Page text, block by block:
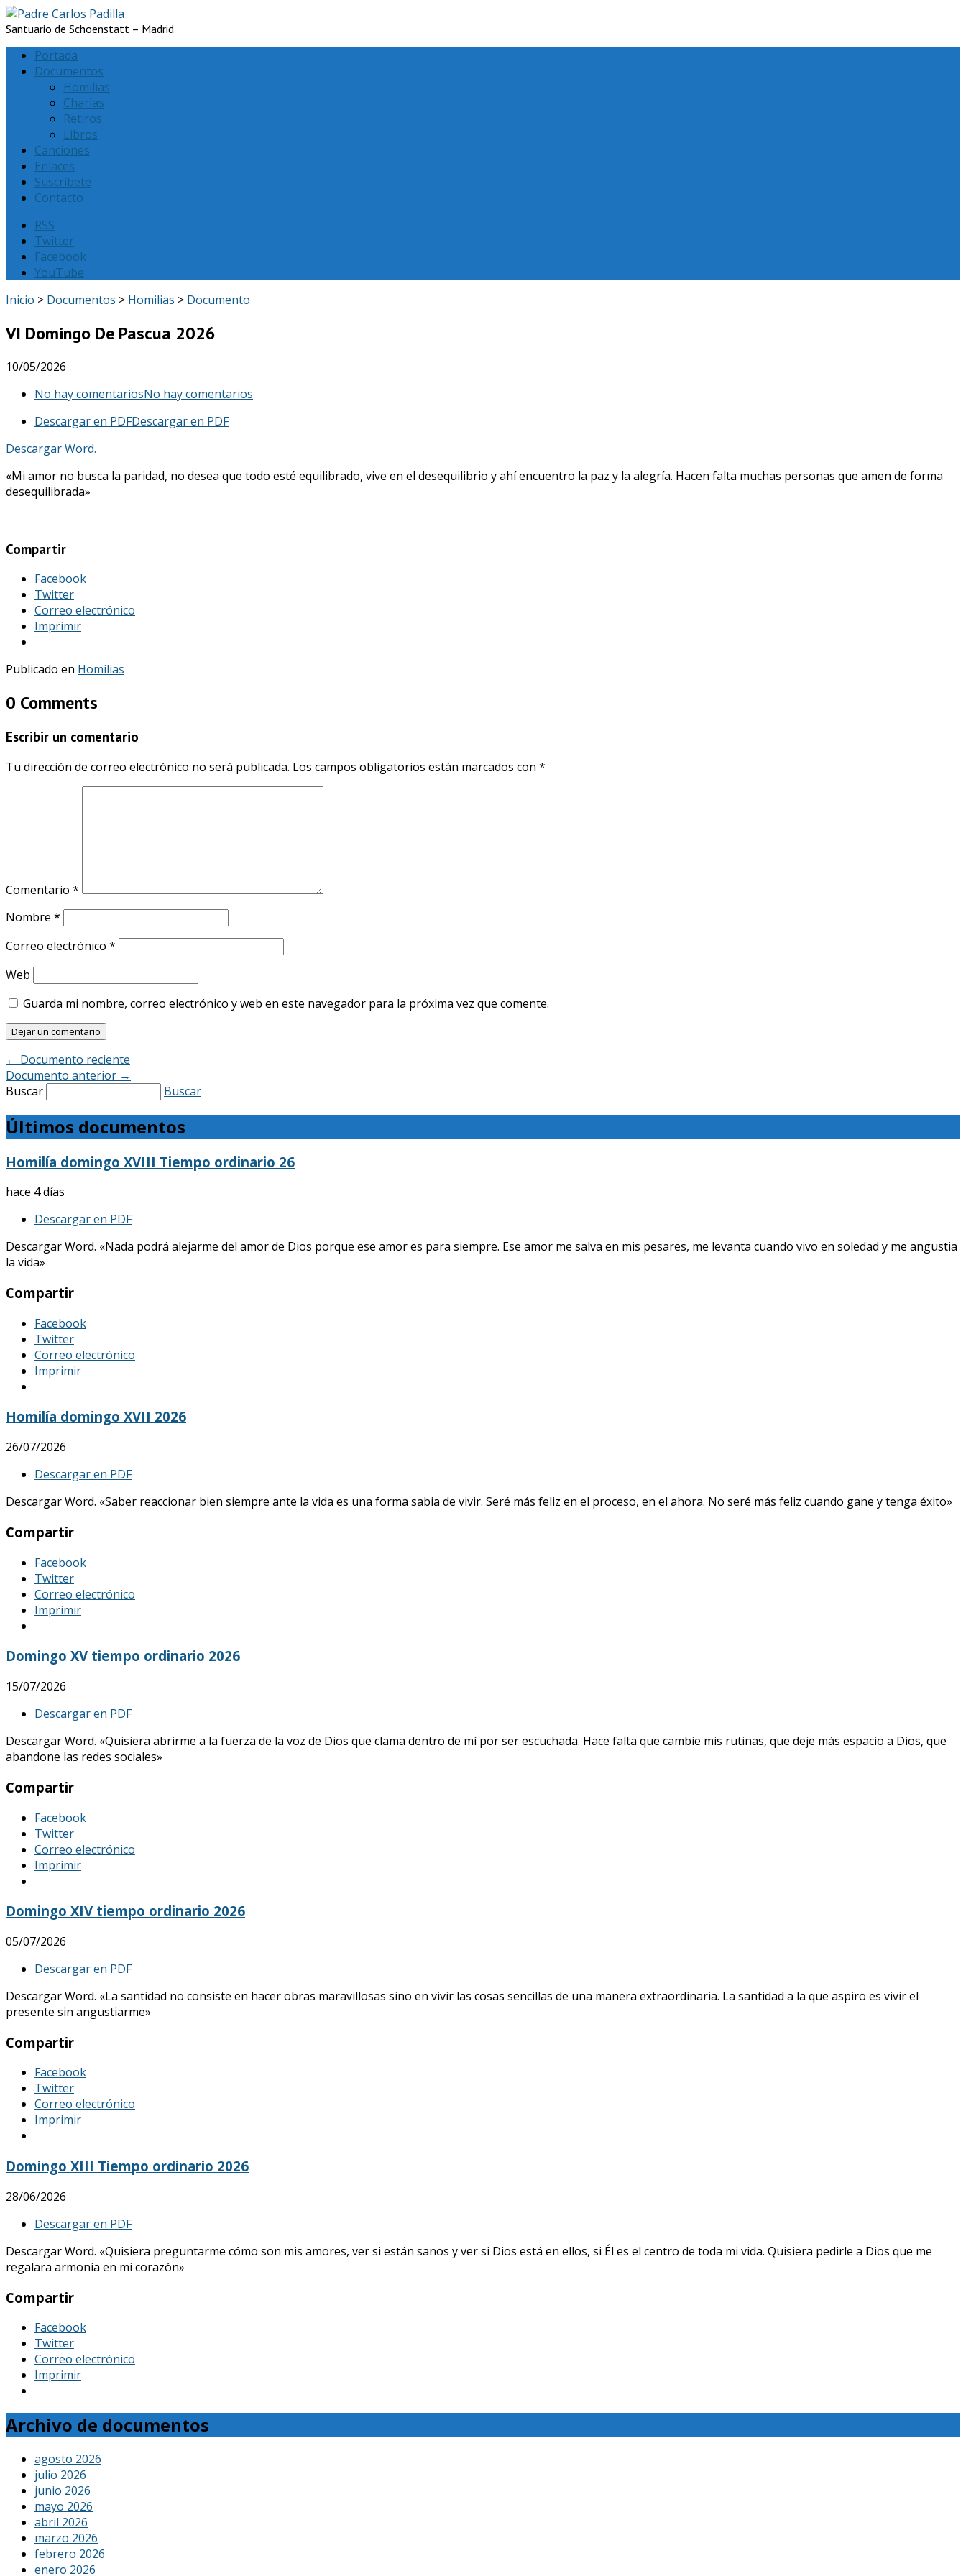
Santuario de Schoenstatt – Madrid
Portada
Documentos
Homilias
Charlas
Retiros
Libros
Canciones
Enlaces
Suscríbete
Contacto
RSS
Twitter
Facebook
YouTube
Inicio > Documentos > Homilias > Documento
VI Domingo De Pascua 2026
10/05/2026
No hay comentariosNo hay comentarios
Descargar en PDFDescargar en PDF
Descargar Word.
«Mi amor no busca la paridad, no desea que todo esté equilibrado, vive en el desequilibrio y ahí encuentro la paz y la alegría. Hacen falta muchas personas que amen de forma
desequilibrada»
Compartir
Facebook
Twitter
Correo electrónico
Imprimir
Publicado en Homilias
0 Comments
Escribir un comentario
Tu dirección de correo electrónico no será publicada. Los campos obligatorios están marcados con *
Comentario *
Nombre *
Correo electrónico *
Web
Guarda mi nombre, correo electrónico y web en este navegador para la próxima vez que comente.
← Documento reciente
Documento anterior →
Buscar
Buscar
Últimos documentos
Homilía domingo XVIII Tiempo ordinario 26
hace 4 días
Descargar en PDF
Descargar Word. «Nada podrá alejarme del amor de Dios porque ese amor es para siempre. Ese amor me salva en mis pesares, me levanta cuando vivo en soledad y me angustia
la vida»
Compartir
Facebook
Twitter
Correo electrónico
Imprimir
Homilía domingo XVII 2026
26/07/2026
Descargar en PDF
Descargar Word. «Saber reaccionar bien siempre ante la vida es una forma sabia de vivir. Seré más feliz en el proceso, en el ahora. No seré más feliz cuando gane y tenga éxito»
Compartir
Facebook
Twitter
Correo electrónico
Imprimir
Domingo XV tiempo ordinario 2026
15/07/2026
Descargar en PDF
Descargar Word. «Quisiera abrirme a la fuerza de la voz de Dios que clama dentro de mí por ser escuchada. Hace falta que cambie mis rutinas, que deje más espacio a Dios, que
abandone las redes sociales»
Compartir
Facebook
Twitter
Correo electrónico
Imprimir
Domingo XIV tiempo ordinario 2026
05/07/2026
Descargar en PDF
Descargar Word. «La santidad no consiste en hacer obras maravillosas sino en vivir las cosas sencillas de una manera extraordinaria. La santidad a la que aspiro es vivir el
presente sin angustiarme»
Compartir
Facebook
Twitter
Correo electrónico
Imprimir
Domingo XIII Tiempo ordinario 2026
28/06/2026
Descargar en PDF
Descargar Word. «Quisiera preguntarme cómo son mis amores, ver si están sanos y ver si Dios está en ellos, si Él es el centro de toda mi vida. Quisiera pedirle a Dios que me
regalara armonía en mi corazón»
Compartir
Facebook
Twitter
Correo electrónico
Imprimir
Archivo de documentos
agosto 2026
julio 2026
junio 2026
mayo 2026
abril 2026
marzo 2026
febrero 2026
enero 2026